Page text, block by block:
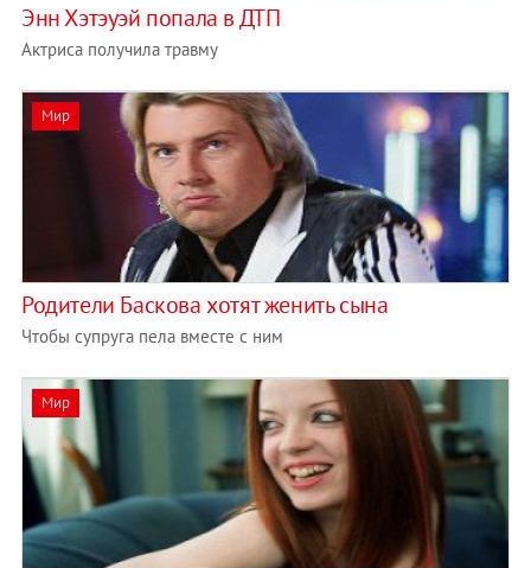
Энн Хэтэуэй попала в ДТП
Актриса получила травму
Мир
Родители Баскова хотят женить сына
Чтобы супруга пела вместе с ним
Мир